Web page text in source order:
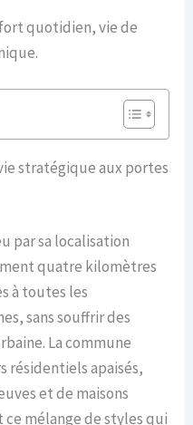
quotidien, vie de
stratégique aux portes
par sa localisation
quatre kilomètres
à toutes les
sans souffrir des
La commune
résidentiels apaisés,
et de maisons
mélange de styles qui